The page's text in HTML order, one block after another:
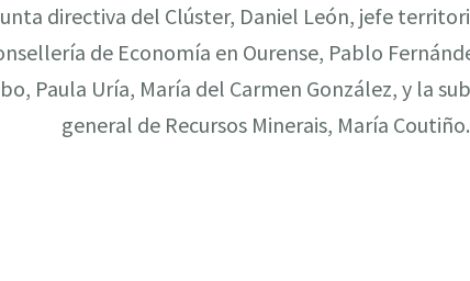
directiva del Clúster, Daniel León, jefe
de Economía en Ourense, Pablo
Paula Uría, María del Carmen González, y la
general de Recursos Minerais, María Coutiño.